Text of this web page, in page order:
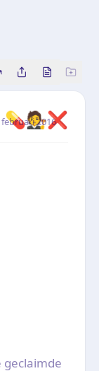
source
Share this
Bekijk
💊🧑‍⚖️❌
februari 2016
geclaimde